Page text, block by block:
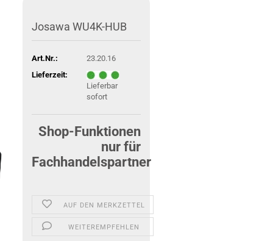
Josawa WU4K-HUB
Art.Nr.:
23.20.16
Lieferzeit:
Lieferbar
sofort
Shop-Funktionen
nur für
Fachhandelspartner
AUF DEN MERKZETTEL
WEITEREMPFEHLEN